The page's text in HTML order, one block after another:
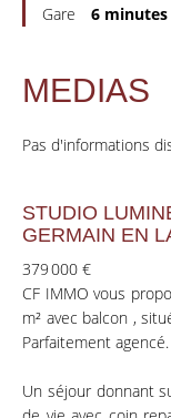
Gare 6 minutes
MEDIAS
Pas d'informations
STUDIO
GERMAIN EN
379 000 €
CF IMMO vous
m² avec balcon ,
Parfaitement agencé.
Un séjour donnant